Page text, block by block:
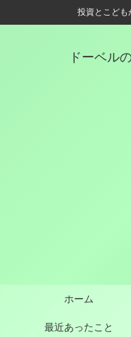
投資とこども
ドーベル
ホーム
最近あったこと